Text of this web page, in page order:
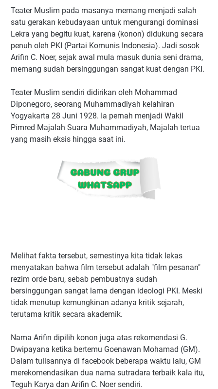
Teater Muslim pada masanya memang menjadi salah
satu gerakan kebudayaan untuk mengurangi dominasi
Lekra yang begitu kuat, karena (konon) didukung secara
penuh oleh PKI (Partai Komunis Indonesia). Jadi sosok
Arifin C. Noer, sejak awal mula masuk dunia seni drama,
memang sudah bersinggungan sangat kuat dengan PKI.
Teater Muslim sendiri didirikan oleh Mohammad
Diponegoro, seorang Muhammadiyah kelahiran
Yogyakarta 28 Juni 1928. Ia pernah menjadi Wakil
Pimred Majalah Suara Muhammadiyah, Majalah tertua
yang masih eksis hingga saat ini.
Melihat fakta tersebut, semestinya kita tidak lekas
menyatakan bahwa film tersebut adalah "film pesanan"
rezim orde baru, sebab pembuatnya sudah
bersinggungan sangat lama dengan ideologi PKI. Meski
tidak menutup kemungkinan adanya kritik sejarah,
terutama kritik secara akademik.
Nama Arifin dipilih konon juga atas rekomendasi G.
Dwipayana ketika bertemu Goenawan Mohamad (GM).
Dalam tulisannya di facebook beberapa waktu lalu, GM
merekomendasikan dua nama sutradara terbaik kala itu,
Teguh Karya dan Arifin C. Noer sendiri.